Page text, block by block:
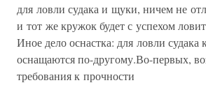
для ловли судака и щуки, ничем не
и тот же кружок будет с успехом
Иное дело оснастка: для ловли судака
оснащаются по-другому.Во-первых,
требования к прочности